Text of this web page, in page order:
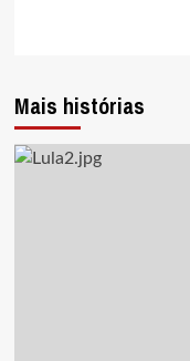
Mais histórias